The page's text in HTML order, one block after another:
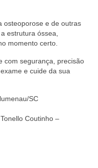
osteoporose e de outras
estrutura óssea,
momento certo.
com segurança, precisão
e cuide da sua
SC
Coutinho –